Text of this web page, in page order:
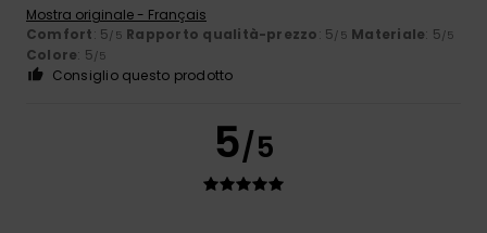
Mostra originale - Français
Comfort: 5/5 Rapporto qualità-prezzo: 5/5 Materiale: 5/5
Colore: 5/5
Consiglio questo prodotto
5/5